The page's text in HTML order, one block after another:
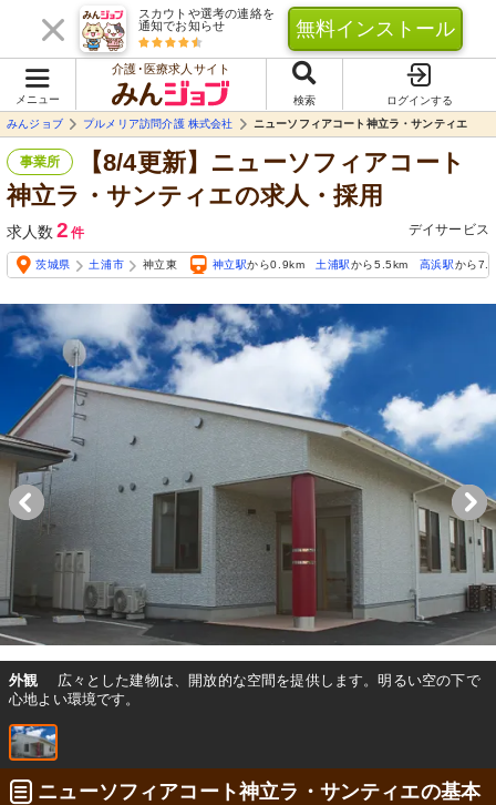
スカウトや選考の連絡を
通知でお知らせ
無料インストール
メニュー
介護･医療求人サイト
検索
ログインする
みんジョブ
プルメリア訪問介護 株式会社 ニューソフィアコート神立ラ・サンティエ
事業所
【8/4更新】ニューソフィアコート
神立ラ・サンティエの求人・採用
求人数 2 件 デイサービス
茨城県 土浦市 神立東 神立駅から0.9km 土浦駅から5.5km 高浜駅から
外観
広々とした建物は、開放的な空間を提供します。明るい空の下で
心地よい環境です。
ニューソフィアコート神立ラ・サンティエの基本